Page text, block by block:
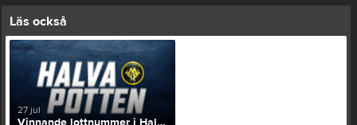
Läs också
27 jul